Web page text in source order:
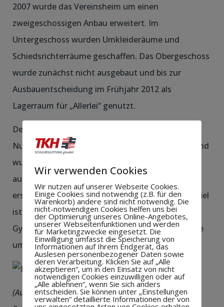
2007 wurde das Vereinsheim um einen
zweigeschossigen Anbau erweitert. Im
Untergeschoss wurden Umkleideräume und
Schiedsrichterräume geschaffen. Das Obergeschoss
wurde zunächst nicht ausgebaut und bis zur
Ausbauentscheidung im Frühjahr 2012 als
Lagerraum für „Allerlei“ genutzt.
Der neu geschaffene Raum bietet eine optimale
Nutzfläche für Gymnastik-, Tanz/Sportgruppen und
wurde darüber hinaus mit 8 Indoorbikes
ausgerüstet. Mit der Krankenkasse AOK wurde
erstmalig ein Kooperationsvertrag geschlossen. Ziel
ist die gemeinsame Durchführung von Sport- und
Gymnastikkursen. Bereits jetzt werden zwei Kurse
umgesetzt.
(Auf dem Bild sind von links nach rechts: Bettina
Wir verwenden Cookies
Wir nutzen auf unserer Webseite Cookies.
Einige Cookies sind notwendig (z.B. für den
Warenkorb) andere sind nicht notwendig. Die
nicht-notwendigen Cookies helfen uns bei
der Optimierung unseres Online-Angebotes,
unserer Webseitenfunktionen und werden
für Marketingzwecke eingesetzt. Die
Einwilligung umfasst die Speicherung von
Informationen auf Ihrem Endgerät, das
Auslesen personenbezogener Daten sowie
deren Verarbeitung. Klicken Sie auf „Alle
akzeptieren“, um in den Einsatz von nicht
notwendigen Cookies einzuwilligen oder auf
„Alle ablehnen“, wenn Sie sich anders
entscheiden. Sie können unter „Einstellungen
verwalten“ detaillierte Informationen der von